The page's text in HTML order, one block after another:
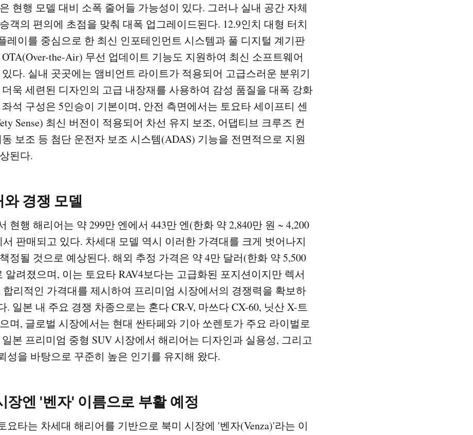
현행 모델 대비 소폭 줄어들 가능성이 있다. 그러나 실내 공간 자체
객의 편의에 초점을 맞춰 대폭 업그레이드된다. 12.9인치 대형 터치
레이를 중심으로 한 최신 인포테인먼트 시스템과 풀 디지털 계기판
the-Air) 무선 업데이트 기능도 지원하여 최신 소프트웨어
다. 실내 곳곳에는 앰비언트 라이트가 적용되어 고급스러운 분위기
욱 세련된 디자인의 고급 내장재를 사용하여 감성 품질을 대폭 강화
석 구성은 5인승이 기본이며, 안전 측면에서는 토요타 세이프티 센
Sense) 최신 버전이 적용되어 차선 유지 보조, 어댑티브 크루즈 컨
보조 등 첨단 운전자 보조 시스템(ADAS) 기능을 전면적으로 지원
된다.
경쟁 모델
현행 해리어는 약 299만 엔에서 443만 엔(한화 약 2,840만 원 ~ 4,200
판매되고 있다. 차세대 모델 역시 이러한 가격대를 크게 벗어나지
정될 것으로 예상된다. 해외 추정 가격은 약 4만 달러(한화 약 5,500
알려졌으며, 이는 토요타 RAV4보다는 고급화된 포지션이지만 렉서
합리적인 가격대를 제시하여 프리미엄 시장에서의 경쟁력을 확보하
. 일본 내 주요 경쟁 차종으로는 혼다 CR-V, 마쓰다 CX-60, 닛산 X-트
며, 글로벌 시장에서는 현대 싼타페와 기아 쏘렌토가 주요 라이벌로
본 프리미엄 중형 SUV 시장에서 해리어는 디자인과 실용성, 그리고
성을 바탕으로 꾸준히 높은 인기를 유지해 왔다.
엔 '벤자' 이름으로 부활 예정
요타는 차세대 해리어를 기반으로 북미 시장에 '벤자(Venza)'라는 이